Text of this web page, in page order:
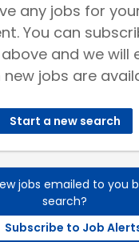
any jobs for
You can
and we will
new jobs are
Start a new search
jobs emailed to you
search?
Subscribe to Job